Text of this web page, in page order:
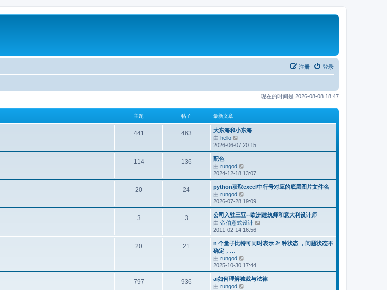
登录
注册
现在的时间是 2026-08-08 18:47
主题 帖子 最新文章
441 463
大东海和小东海
由 hello
看
最
帖
子
2026-06-07 20:15
114 136
配色
由 rungod
看
最
新
子
2024-12-18 13:07
20 24
python获取excel中行号对应的底层图片文件名
由 rungod
看
最
新
帖
子
2026-07-28 19:09
3 3
公司入驻三亚--欧洲建筑师和意大利设计师
由 帝伯意式设计
最
新
2011-02-14 16:56
20 21
n 个量子比特可同时表示 2ⁿ 种状态 ，问题状态不
确定，…
由 rungod
看
最
新
2025-10-30 17:44
797 936
ai如何理解独裁与法律
由 rungod